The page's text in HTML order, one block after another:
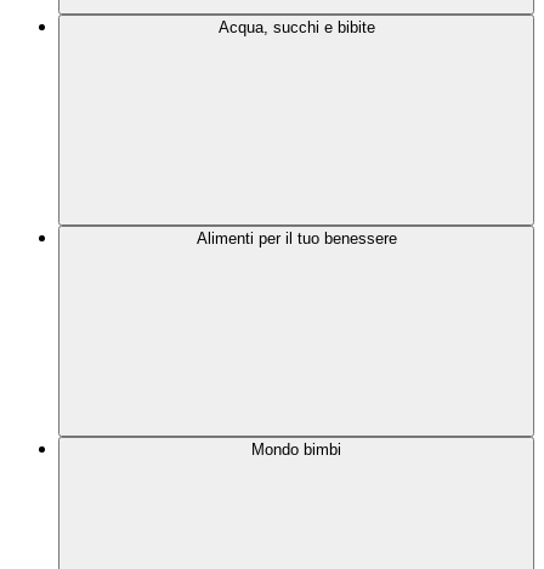
Acqua, succhi e bibite
Alimenti per il tuo benessere
Mondo bimbi